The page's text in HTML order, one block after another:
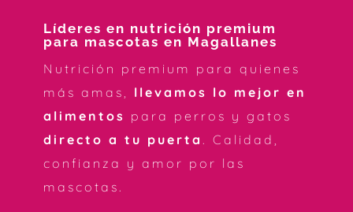
Líderes en nutrición premium
para mascotas en Magallanes
Nutrición premium para quienes
más amas, llevamos lo mejor en
alimentos para perros y gatos
directo a tu puerta . Calidad,
confianza y amor por las
mascotas.